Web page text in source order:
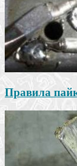
Правила